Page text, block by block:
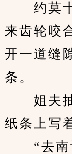
约莫十
来齿轮咬
开一道缝
条。
姐夫抽
纸条上写
“去南